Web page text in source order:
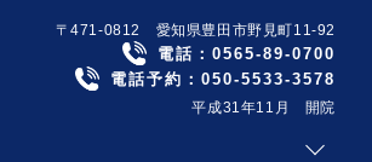
〒471-0812 愛知県豊田市野見町11-92
電話： 0565-89-0700
電話予約： 050-5533-3578
平成31年11月 開院